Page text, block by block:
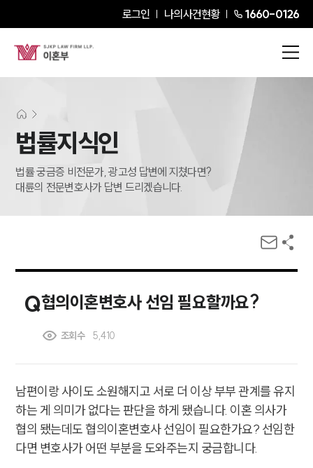
로그인 나의사건현황 1660-0126
법률지식인
법률 궁금증 비전문가, 광고성 답변에 지쳤다면?
대륜의 전문변호사가 답변 드리겠습니다.
Q협의이혼변호사 선임 필요할까요?
조회수 5,410
남편이랑 사이도 소원해지고 서로 더 이상 부부 관계를 유지
하는 게 의미가 없다는 판단을 하게 됐습니다. 이혼 의사가
협의 됐는데도 협의이혼변호사 선임이 필요한가요? 선임한
다면 변호사가 어떤 부분을 도와주는지 궁금합니다.